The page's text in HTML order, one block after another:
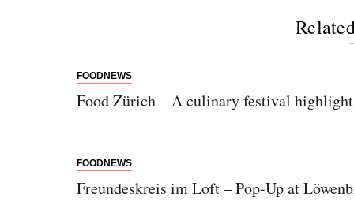
FOODNEWS
Food Zürich – A culinary festival highlight
FOODNEWS
Freundeskreis im Loft – Pop-Up at
Newsletter
Would you like to discover more beautiful
things? Subscribe to our newsletter now.